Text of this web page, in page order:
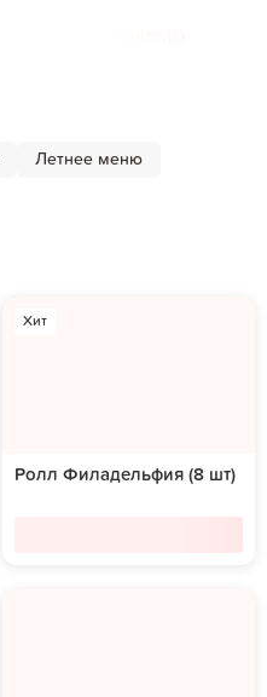
Летнее меню
Хит
Ролл Филадельфия (8 шт)